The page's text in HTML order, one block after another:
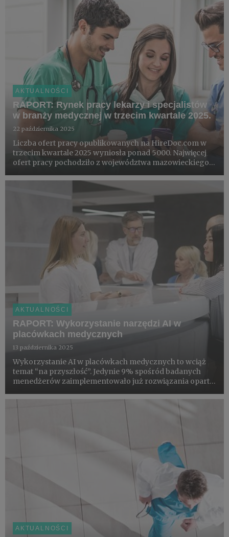
AKTUALNOŚCI
RAPORT: Rynek pracy lekarzy i specjalistów
w branży medycznej w trzecim kwartale 2025.
22 października 2025
Liczba ofert pracy opublikowanych na HireDoc.com w
trzecim kwartale 2025 wyniosła ponad 5000. Najwięcej
ofert pracy pochodziło z województwa mazowieckiego, a
poprzednich kwartałach - “lekarze bez specjalizacji”.
AKTUALNOŚCI
RAPORT: Wykorzystanie narzędzi AI w
placówkach medycznych
13 października 2025
Wykorzystanie AI w placówkach medycznych to wciąż
temat “na przyszłość”. Jedynie 9% spośród badanych
menedżerów zaimplementowało już rozwiązania oparte
z raportu “Wykorzystanie narzędzi AI w placówkach
AKTUALNOŚCI